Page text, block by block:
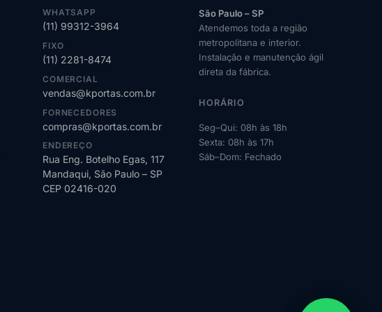
WHATSAPP
(11) 99312-3964
FIXO
(11) 2281-8474
COMERCIAL
vendas@kportas.com.br
FORNECEDORES
compras@kportas.com.br
ENDEREÇO
Rua Eng. Botelho Egas, 117
Mandaqui, São Paulo – SP
CEP 02416-020
São Paulo – SP
Atendemos toda a região
metropolitana e interior.
Instalação e manutenção ágil
direta da fábrica.
HORÁRIO
Seg–Qui: 08h às 18h
Sexta: 08h às 17h
Sáb–Dom: Fechado